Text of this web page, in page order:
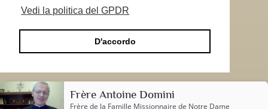
Vedi la politica del GPDR
D'accordo
Frère Antoine Domini
Frère de la Famille Missionnaire de Notre Dame